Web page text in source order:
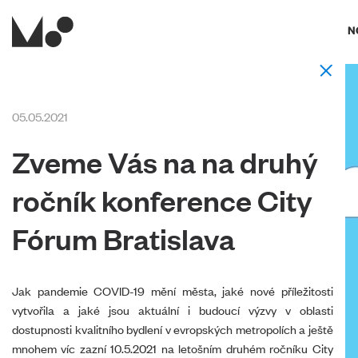
05.05.2021
Zveme Vás na na druhý
ročník konference City
Fórum Bratislava
Jak pandemie COVID-19 mění města, jaké nové příležitosti
vytvořila a jaké jsou aktuální i budoucí výzvy v oblasti
dostupnosti kvalitního bydlení v evropských metropolích a ještě
mnohem víc zazní 10.5.2021 na letošním druhém ročníku City